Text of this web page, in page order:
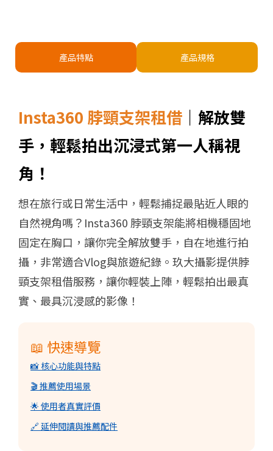
產品特點 產品規格
Insta360 脖頸支架租借 ｜解放雙
手，輕鬆拍出沉浸式第一人稱視
角！
想在旅行或日常生活中，輕鬆捕捉最貼近人眼的
自然視角嗎？Insta360 脖頸支架能將相機穩固地
固定在胸口，讓你完全解放雙手，自在地進行拍
攝，非常適合Vlog與旅遊紀錄。玖大攝影提供脖
頸支架租借服務，讓你輕裝上陣，輕鬆拍出最真
實、最具沉浸感的影像！
📖 快速導覽
📸 核心功能與特點
🎬 推薦使用場景
🌟 使用者真實評價
🔗 延伸閱讀與推薦配件